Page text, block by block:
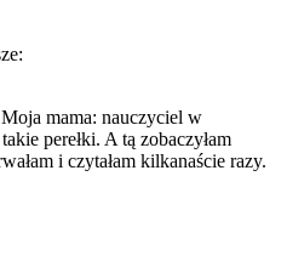
mama: nauczyciel w
perełki. A tą zobaczyłam
i czytałam kilkanaście razy.